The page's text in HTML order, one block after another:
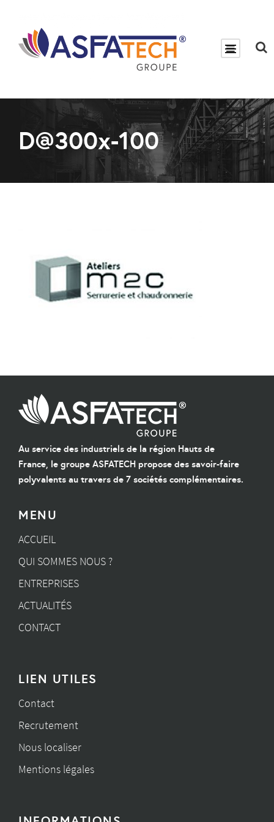
D@300x-100
Au service des industriels de la région Hauts de
France, le groupe ASFATECH propose des savoir-faire
polyvalents au travers de 7 sociétés complémentaires.
MENU
ACCUEIL
QUI SOMMES NOUS ?
ENTREPRISES
ACTUALITÉS
CONTACT
LIEN UTILES
Contact
Recrutement
Nous localiser
Mentions légales